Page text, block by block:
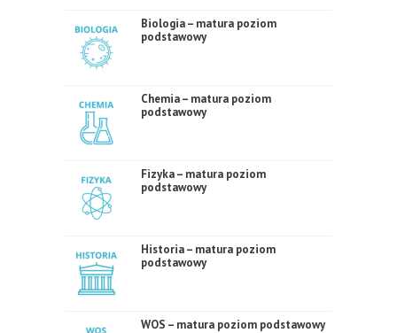
Biologia – matura poziom
podstawowy
Chemia – matura poziom
podstawowy
Fizyka – matura poziom
podstawowy
Historia – matura poziom
podstawowy
WOS – matura poziom podstawowy